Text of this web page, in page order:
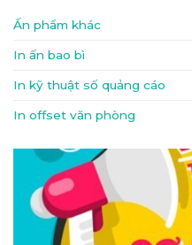
Ấn phẩm khác
In ấn bao bì
In kỹ thuật số quảng cáo
In offset văn phòng